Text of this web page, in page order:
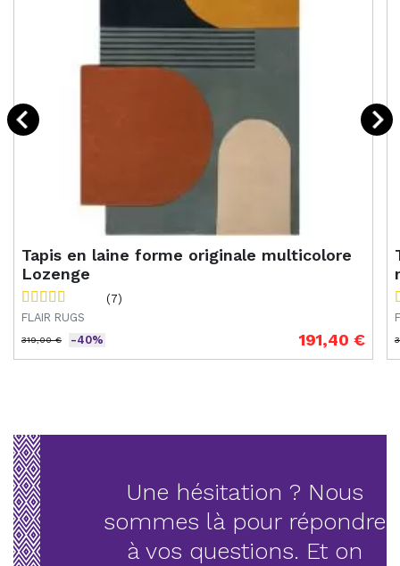
Tapis en laine forme originale multicolore
Lozenge
(7)
FLAIR RUGS
Prix de base
319,00 €
Prix -40% 191,40 €
Une hésitation ? Nous
sommes là pour répondre
à vos questions. Et on